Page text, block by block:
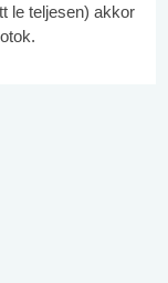
le teljesen) akkor